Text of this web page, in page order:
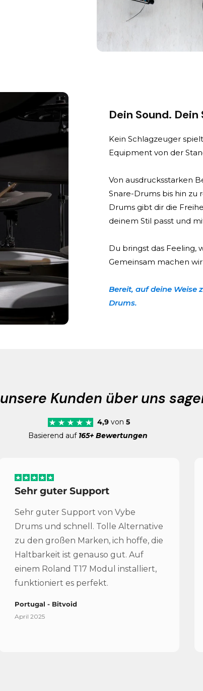
Dein Sound. Dein
Kein Schlagzeuger
Equipment von der
Von ausdrucksstarken
Snare-Drums bis hin zu
Drums gibt dir die
deinem Stil passt und
Du bringst das Feeling,
Gemeinsam machen
Bereit, auf deine Weise
Drums.
unsere Kunden über uns
4,9 von 5
Basierend auf 165+ Bewertungen
Sehr guter Support
Sehr guter Support von Vybe
Drums und schnell. Tolle Alternative
zu den großen Marken, ich hoffe, die
Haltbarkeit ist genauso gut. Auf
einem Roland T17 Modul installiert,
funktioniert es perfekt.
Portugal - Bitvoid
April 2025